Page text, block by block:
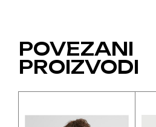
POVEZANI
PROIZVODI
Ovaj
ima
ima